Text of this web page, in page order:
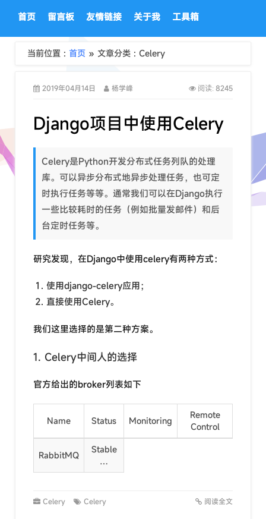
首页 留言板 友情链接 关于我 工具箱
当前位置 : 首页 » 文章分类 : Celery
2019年04月14日 杨学峰 阅读: 8245
Django项目中使用Celery
Celery是Python开发分布式任务列队的处理
库。可以异步分布式地异步处理任务，也可定
时执行任务等等。通常我们可以在Django执行
一些比较耗时的任务（例如批量发邮件）和后
台定时任务等。
研究发现，在Django中使用celery有两种方式：
使用django-celery应用；
直接使用Celery。
我们这里选择的是第二种方案。
1. Celery中间人的选择
官方给出的broker列表如下
Name Status Monitoring
Remote
Control
RabbitMQ
Stable
…
Celery Celery 阅读全文